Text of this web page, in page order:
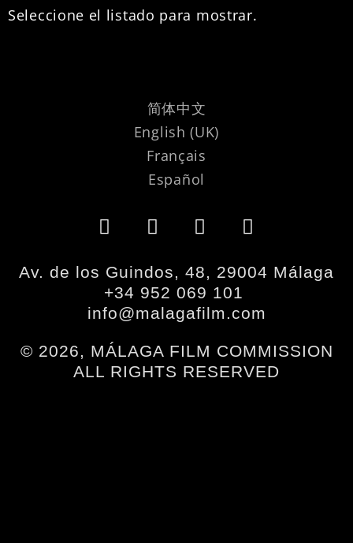
Seleccione el listado para mostrar.
简体中文
English (UK)
Français
Español
Av. de los Guindos, 48, 29004 Málaga
+34 952 069 101
info@malagafilm.com
© 2026, MÁLAGA FILM COMMISSION
ALL RIGHTS RESERVED